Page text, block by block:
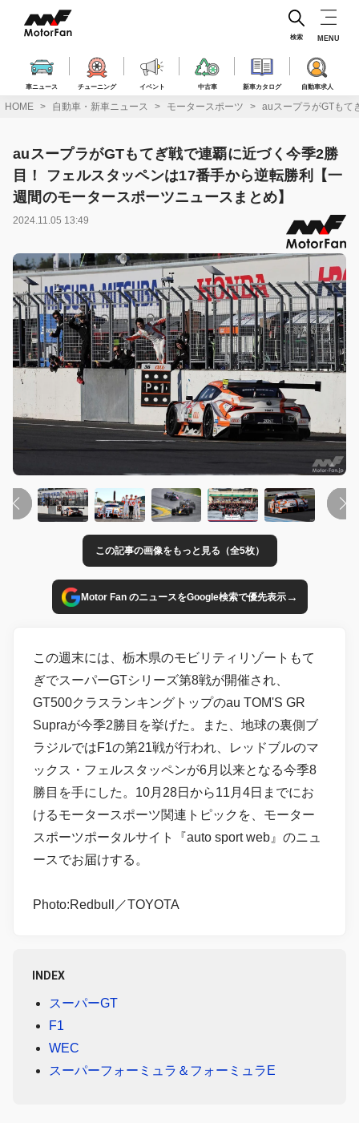
ス
車ニュース チューニング イベント 中古車 新車カタログ 自動車求人
検索 MENU
HOME 自動車・新車ニュース モータースポーツ auスープラがGTもて
auスープラがGTもてぎ戦で連覇に近づく今季2勝
目！ フェルスタッペンは17番手から逆転勝利【一
週間のモータースポーツニュースまとめ】
2024.11.05 13:49
この記事の画像をもっと見る（全5枚）
Motor Fan のニュースをGoogle検索で優先表示→
この週末には、栃木県のモビリティリゾートもて
ぎでスーパーGTシリーズ第8戦が開催され、
GT500クラスランキングトップのau TOM'S GR
Supraが今季2勝目を挙げた。また、地球の裏側ブ
ラジルではF1の第21戦が行われ、レッドブルのマ
ックス・フェルスタッペンが6月以来となる今季8
勝目を手にした。10月28日から11月4日までにお
けるモータースポーツ関連トピックを、モーター
スポーツポータルサイト『auto sport web』のニュ
ースでお届けする。
Photo:Redbull／TOYOTA
INDEX
スーパーGT
F1
WEC
スーパーフォーミュラ＆フォーミュラE